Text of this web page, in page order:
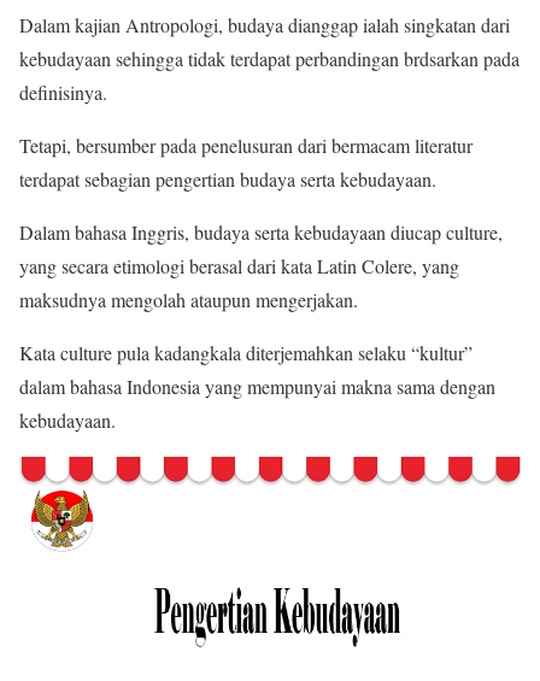
Dalam kajian Antropologi, budaya dianggap ialah singkatan dari
kebudayaan sehingga tidak terdapat perbandingan brdsarkan pada
definisinya.
Tetapi, bersumber pada penelusuran dari bermacam literatur
terdapat sebagian pengertian budaya serta kebudayaan.
Dalam bahasa Inggris, budaya serta kebudayaan diucap culture,
yang secara etimologi berasal dari kata Latin Colere, yang
maksudnya mengolah ataupun mengerjakan.
Kata culture pula kadangkala diterjemahkan selaku “kultur”
dalam bahasa Indonesia yang mempunyai makna sama dengan
kebudayaan.